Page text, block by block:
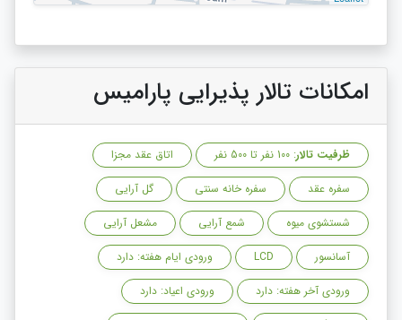
امکانات تالار پذیرایی پارامیس
ظرفیت تالار: 100 نفر تا 500 نفر
اتاق عقد مجزا
سفره عقد
سفره خانه سنتی
گل آرایی
شستشوی میوه
شمع آرایی
مشعل آرایی
آسانسور
LCD
ورودی ایام هفته: دارد
ورودی آخر هفته: دارد
ورودی اعیاد: دارد